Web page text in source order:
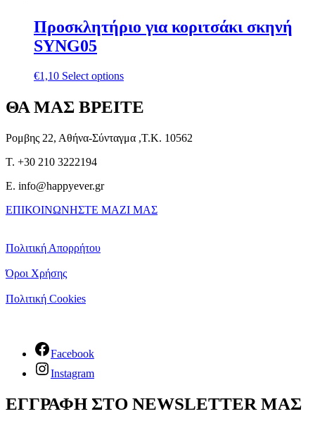
Προσκλητήριο για κοριτσάκι σκηνή
SYNG05
€1,10 Select options
ΘΑ ΜΑΣ ΒΡΕΙΤΕ
Ρομβης 22, Αθήνα-Σύνταγμα ,Τ.Κ. 10562
T. +30 210 3222194
E. info@happyever.gr
ΕΠΙΚΟΙΝΩΝΗΣΤΕ ΜΑΖΙ ΜΑΣ
Πολιτική Απορρήτου
Όροι Χρήσης
Πολιτική Cookies
Facebook
Instagram
ΕΓΓΡΑΦΗ ΣΤΟ NEWSLETTER ΜΑΣ